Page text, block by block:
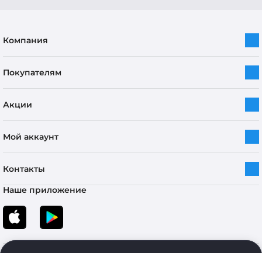
Компания
Покупателям
Акции
Мой аккаунт
Контакты
Наше приложение